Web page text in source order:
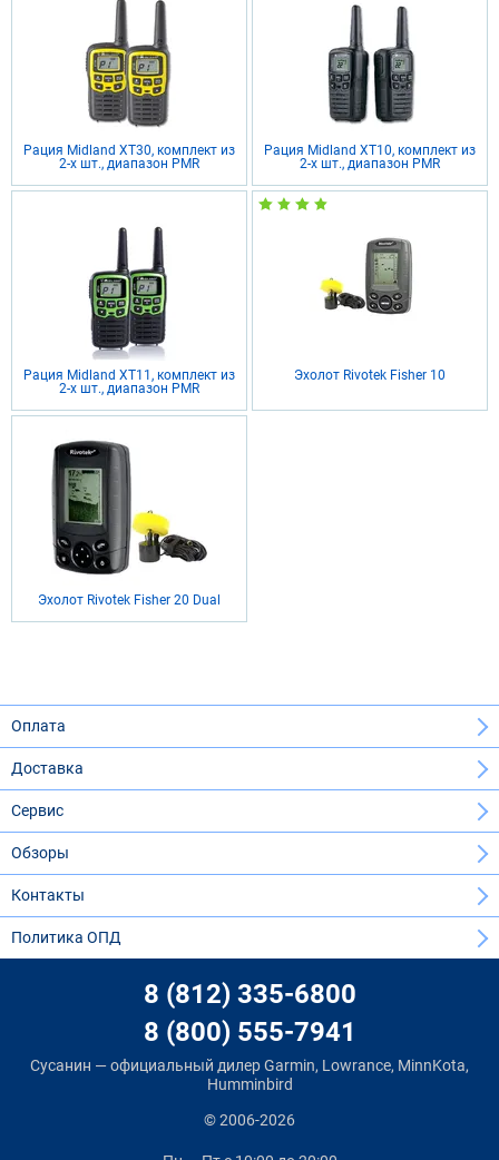
Рация Midland XT30, комплект из
2-х шт., диапазон PMR
Рация Midland XT10, комплект из
2-х шт., диапазон PMR
Рация Midland XT11, комплект из
2-х шт., диапазон PMR
Эхолот Rivotek Fisher 10
Эхолот Rivotek Fisher 20 Dual
Оплата
Доставка
Сервис
Обзоры
Контакты
Политика ОПД
8 (812) 335-6800
8 (800) 555-7941
Сусанин — официальный дилер Garmin, Lowrance, MinnKota,
Humminbird
© 2006-2026